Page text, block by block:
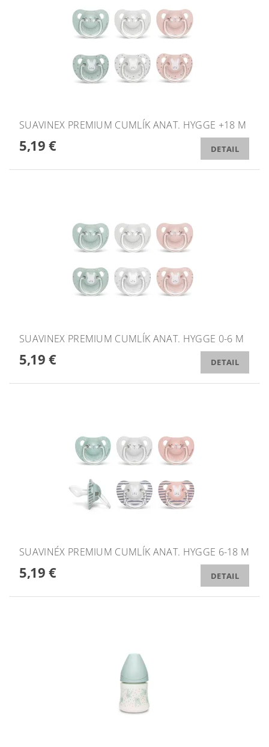
SUAVINEX PREMIUM CUMLÍK ANAT. HYGGE +18 M
5,19 € DETAIL
SUAVINEX PREMIUM CUMLÍK ANAT. HYGGE 0-6 M
5,19 € DETAIL
SUAVINÉX PREMIUM CUMLÍK ANAT. HYGGE 6-18 M
5,19 € DETAIL